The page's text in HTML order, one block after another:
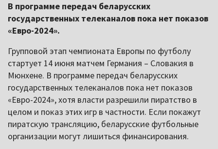
В программе передач беларусских
государственных телеканалов пока нет показов
«Евро-2024».
Групповой этап чемпионата Европы по футболу
стартует 14 июня матчем Германия – Словакия в
Мюнхене. В программе передач беларусских
государственных телеканалов пока нет показов
«Евро-2024», хотя власти разрешили пиратство в
целом и показ этих игр в частности. Если покажут
пиратскую трансляцию, беларусские футбольные
организации могут лишиться финансирования.